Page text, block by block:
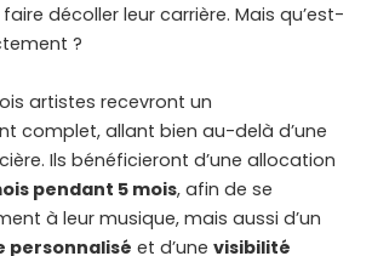
décoller leur carrière. Mais qu’est-
?
artistes recevront un
complet, allant bien au-delà d’une
Ils bénéficieront d’une allocation
pendant 5 mois, afin de se
à leur musique, mais aussi d’un
personnalisé et d’une visibilité